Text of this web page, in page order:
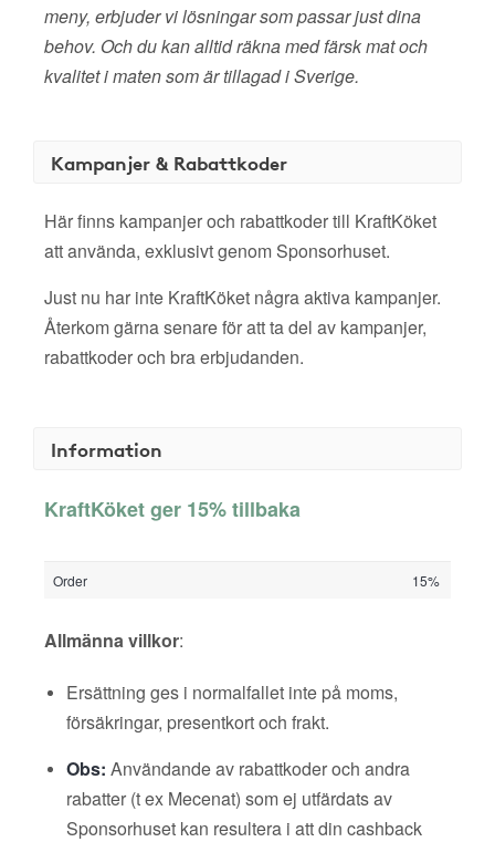
meny, erbjuder vi lösningar som passar just dina
behov. Och du kan alltid räkna med färsk mat och
kvalitet i maten som är tillagad i Sverige.
Kampanjer & Rabattkoder
Här finns kampanjer och rabattkoder till KraftKöket
att använda, exklusivt genom Sponsorhuset.
Just nu har inte KraftKöket några aktiva kampanjer.
Återkom gärna senare för att ta del av kampanjer,
rabattkoder och bra erbjudanden.
Information
KraftKöket ger 15% tillbaka
Order 15%
Allmänna villkor:
Ersättning ges i normalfallet inte på moms,
försäkringar, presentkort och frakt.
Obs: Användande av rabattkoder och andra
rabatter (t ex Mecenat) som ej utfärdats av
Sponsorhuset kan resultera i att din cashback